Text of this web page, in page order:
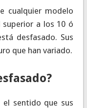
cualquier modelo
a los 10 ó
desfasado. Sus
que han variado.
el sentido que sus